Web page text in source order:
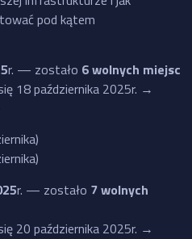
pod kątem
r. — zostało 6 wolnych miejsc
18 października 2025r. →
r. — zostało 7 wolnych
20 października 2025r. →